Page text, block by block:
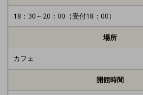
18：30～20：00（受付18：00）
場所
カフェ
開館時間